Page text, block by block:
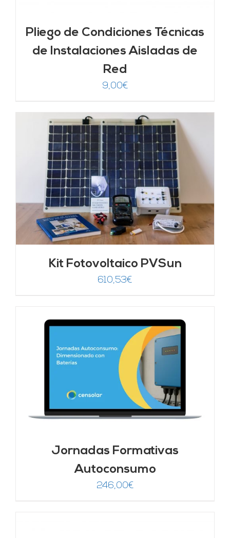
Pliego de Condiciones Técnicas
de Instalaciones Aisladas de
Red
9,00€
Kit Fotovoltaico PVSun
610,53€
Jornadas Formativas
Autoconsumo
246,00€